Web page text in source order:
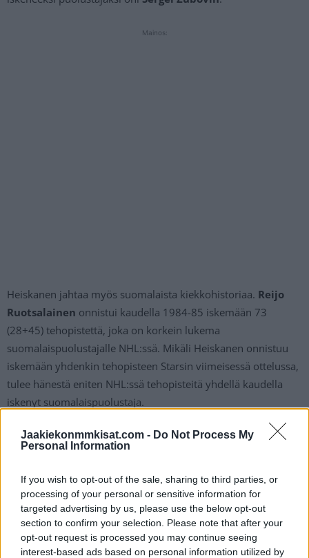
Jaakiekonmmkisat.com - Do Not Process My
Personal Information
If you wish to opt-out of the sale, sharing to third parties, or
processing of your personal or sensitive information for
targeted advertising by us, please use the below opt-out
section to confirm your selection. Please note that after your
opt-out request is processed you may continue seeing
interest-based ads based on personal information utilized by
Mainos:
Heiskanen jahtaa myös suomalaista kiekkohistoriaa. Reijo
Ruotsalainen onnistui kaudella 1984-85 iskemään 73
(28+45) tehopistettä, joka on korkein lukema
suomalaispuolustajalle NHL:ssä. Mikäli Heiskanen onnistuu
iskemään yhdenkin tehopisteen Starsin viimeisessä ottelussa,
tulee hänestä eniten NHL:ssä tehopisteitä yhdellä kaudella
iskenyt suomalaispuolustaja.
https://twitter.com/DallasStars/status/164630732470378086
Jos twiitti ei näy laitteellasi voit katsoa sen suoraanTwitteristä
Lue myös:Leijonille tarjolla hurjia vahvistuksia NHL:stä –
näiden suomalaisten pelit päättyivät runkosarjaan